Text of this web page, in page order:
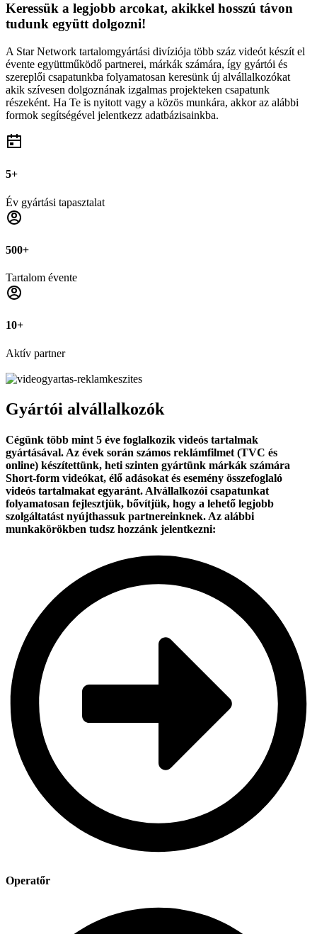
Keressük a legjobb arcokat, akikkel hosszú távon
tudunk együtt dolgozni!
A Star Network tartalomgyártási divíziója több száz videót készít el
évente együttműködő partnerei, márkák számára, így gyártói és
szereplői csapatunkba folyamatosan keresünk új alvállalkozókat
akik szívesen dolgoznának izgalmas projekteken csapatunk
részeként. Ha Te is nyitott vagy a közös munkára, akkor az alábbi
formok segítségével jelentkezz adatbázisainkba.
5+
Év gyártási tapasztalat
500+
Tartalom évente
10+
Aktív partner
Gyártói alvállalkozók
Cégünk több mint 5 éve foglalkozik videós tartalmak
gyártásával. Az évek során számos reklámfilmet (TVC és
online) készítettünk, heti szinten gyártünk márkák számára
Short-form videókat, élő adásokat és esemény összefoglaló
videós tartalmakat egyaránt. Alvállalkozói csapatunkat
folyamatosan fejlesztjük, bővítjük, hogy a lehető legjobb
szolgáltatást nyújthassuk partnereinknek. Az alábbi
munkakörökben tudsz hozzánk jelentkezni:
Operatőr